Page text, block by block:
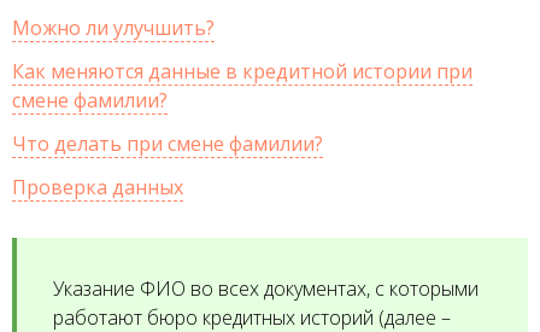
Можно ли улучшить?
Как меняются данные в кредитной истории при
смене фамилии?
Что делать при смене фамилии?
Проверка данных
Указание ФИО во всех документах, с которыми
работают бюро кредитных историй (далее –